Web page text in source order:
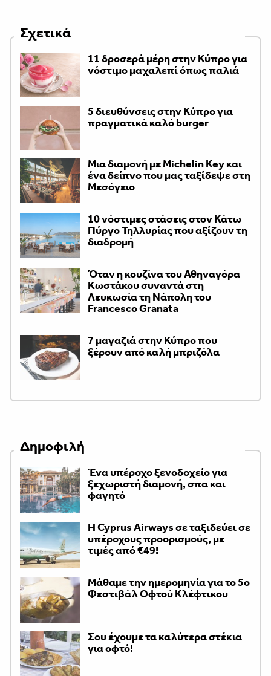
Σχετικά
11 δροσερά μέρη στην Κύπρο για
νόστιμο μαχαλεπί όπως παλιά
5 διευθύνσεις στην Κύπρο για
πραγματικά καλό burger
Μια διαμονή με Michelin Key και
ένα δείπνο που μας ταξίδεψε στη
Μεσόγειο
10 νόστιμες στάσεις στον Κάτω
Πύργο Τηλλυρίας που αξίζουν τη
διαδρομή
Όταν η κουζίνα του Αθηναγόρα
Κωστάκου συναντά στη
Λευκωσία τη Νάπολη του
Francesco Granata
7 μαγαζιά στην Κύπρο που
ξέρουν από καλή μπριζόλα
Δημοφιλή
Ένα υπέροχο ξενοδοχείο για
ξεχωριστή διαμονή, σπα και
φαγητό
H Cyprus Airways σε ταξιδεύει σε
υπέροχους προορισμούς, με
τιμές από €49!
Μάθαμε την ημερομηνία για το 5ο
Φεστιβάλ Οφτού Κλέφτικου
Σου έχουμε τα καλύτερα στέκια
για οφτό!